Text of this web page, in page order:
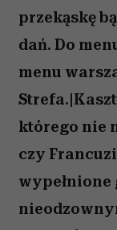
przekąskę
dań. Do
menu
którego nie
czy
wypełnione